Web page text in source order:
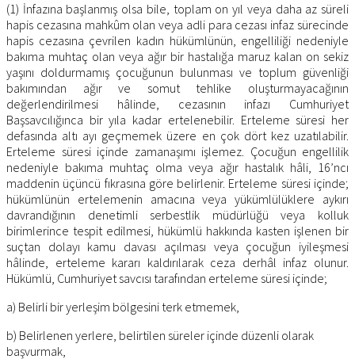
(1) İnfazına başlanmış olsa bile, toplam on yıl veya daha az süreli
hapis cezasına mahkûm olan veya adli para cezası infaz sürecinde
hapis cezasına çevrilen kadın hükümlünün, engelliliği nedeniyle
bakıma muhtaç olan veya ağır bir hastalığa maruz kalan on sekiz
yaşını doldurmamış çocuğunun bulunması ve toplum güvenliği
bakımından ağır ve somut tehlike oluşturmayacağının
değerlendirilmesi hâlinde, cezasının infazı Cumhuriyet
Başsavcılığınca bir yıla kadar ertelenebilir. Erteleme süresi her
defasında altı ayı geçmemek üzere en çok dört kez uzatılabilir.
Erteleme süresi içinde zamanaşımı işlemez. Çocuğun engellilik
nedeniyle bakıma muhtaç olma veya ağır hastalık hâli, 16’ncı
maddenin üçüncü fıkrasına göre belirlenir. Erteleme süresi içinde;
hükümlünün ertelemenin amacına veya yükümlülüklere aykırı
davrandığının denetimli serbestlik müdürlüğü veya kolluk
birimlerince tespit edilmesi, hükümlü hakkında kasten işlenen bir
suçtan dolayı kamu davası açılması veya çocuğun iyileşmesi
hâlinde, erteleme kararı kaldırılarak ceza derhâl infaz olunur.
Hükümlü, Cumhuriyet savcısı tarafından erteleme süresi içinde;
a) Belirli bir yerleşim bölgesini terk etmemek,
b) Belirlenen yerlere, belirtilen süreler içinde düzenli olarak
başvurmak,